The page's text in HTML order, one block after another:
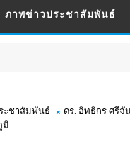
ภาพข่าวประชาสัมพันธ์
ะชาสัมพันธ์
ดร. อิทธิกร ศรีจั
มิ